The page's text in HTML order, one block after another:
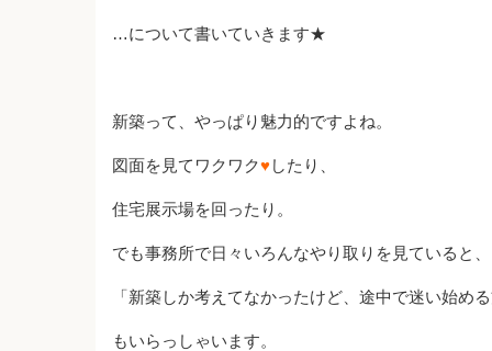
…について書いていきます★
新築って、やっぱり魅力的ですよね。
図面を見てワクワク♥したり、
住宅展示場を回ったり。
でも事務所で日々いろんなやり取りを見ていると、
「新築しか考えてなかったけど、途中で迷い始め
もいらっしゃいます。